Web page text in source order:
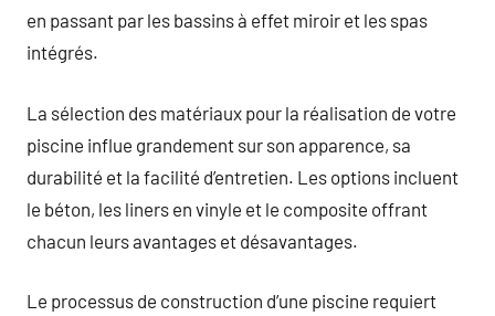
en passant par les bassins à effet miroir et les spas
intégrés.
La sélection des matériaux pour la réalisation de votre
piscine influe grandement sur son apparence, sa
durabilité et la facilité d’entretien. Les options incluent
le béton, les liners en vinyle et le composite offrant
chacun leurs avantages et désavantages.
Le processus de construction d’une piscine requiert